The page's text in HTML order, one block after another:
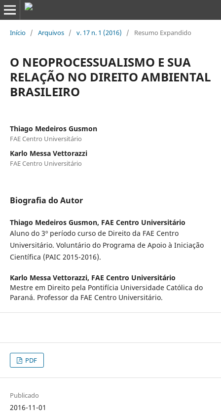
Início / Arquivos / v. 17 n. 1 (2016) / Resumo Expandido
O NEOPROCESSUALISMO E SUA
RELAÇÃO NO DIREITO AMBIENTAL
BRASILEIRO
Thiago Medeiros Gusmon
FAE Centro Universitário
Karlo Messa Vettorazzi
FAE Centro Universitário
Biografia do Autor
Thiago Medeiros Gusmon, FAE Centro Universitário
Aluno do 3º período curso de Direito da FAE Centro
Universitário. Voluntário do Programa de Apoio à Iniciação
Científica (PAIC 2015-2016).
Karlo Messa Vettorazzi, FAE Centro Universitário
Mestre em Direito pela Pontifícia Universidade Católica do
Paraná. Professor da FAE Centro Universitário.
PDF
Publicado
2016-11-01